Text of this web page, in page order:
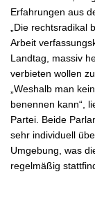
Erfahrungen aus
„Die
Arbeit
Landtag, massiv
verbieten wollen
„Weshalb man
benennen kann“,
Partei. Beide
sehr individuell
Umgebung, was
regelmäßig